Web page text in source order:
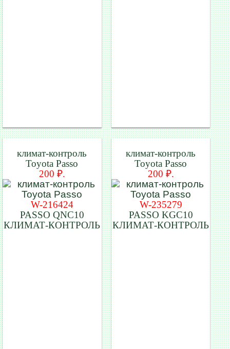
климат-контроль
Toyota Passo
200 ₽.
W-216424
PASSO QNC10
КЛИМАТ-КОНТРОЛЬ
климат-контроль
Toyota Passo
200 ₽.
W-235279
PASSO KGC10
КЛИМАТ-КОНТРОЛЬ